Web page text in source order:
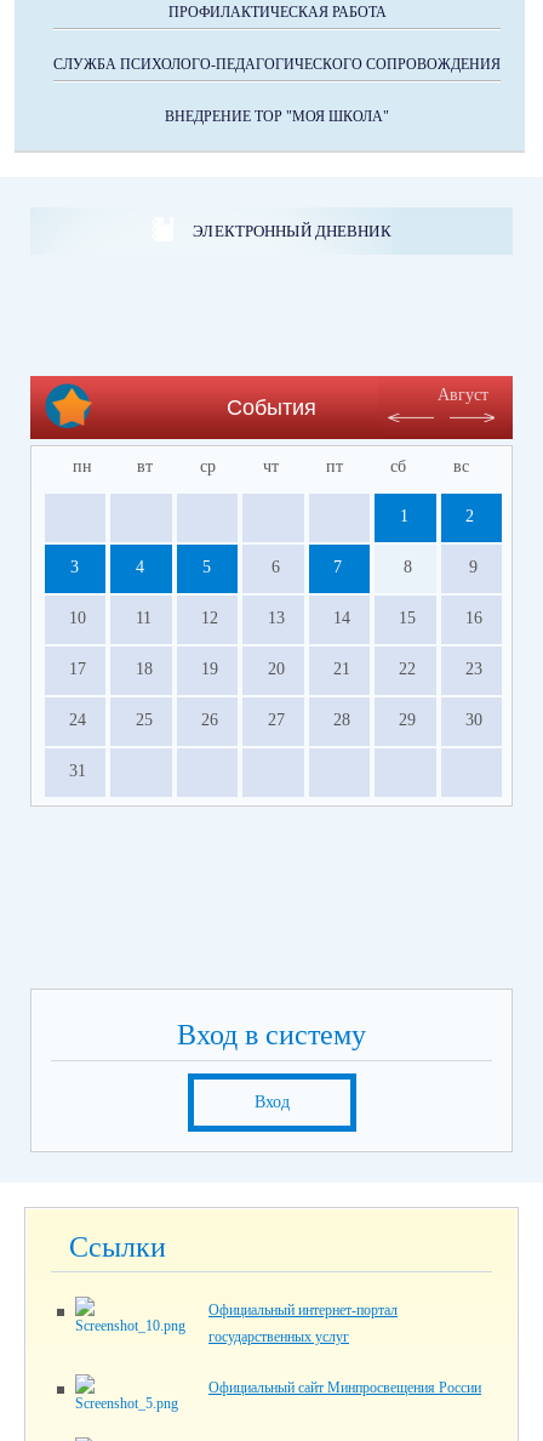
ПРОФИЛАКТИЧЕСКАЯ РАБОТА
СЛУЖБА ПСИХОЛОГО-ПЕДАГОГИЧЕСКОГО СОПРОВОЖДЕНИЯ
ВНЕДРЕНИЕ ТОР "МОЯ ШКОЛА"
ЭЛЕКТРОННЫЙ ДНЕВНИК
События
Август
пн вт ср чт пт сб вс
1 2
3 4 5 6 7 8 9
10 11 12 13 14 15 16
17 18 19 20 21 22 23
24 25 26 27 28 29 30
31
Вход в систему
Вход
Ссылки
Официальный интернет-портал
государственных услуг
Официальный сайт Минпросвещения России